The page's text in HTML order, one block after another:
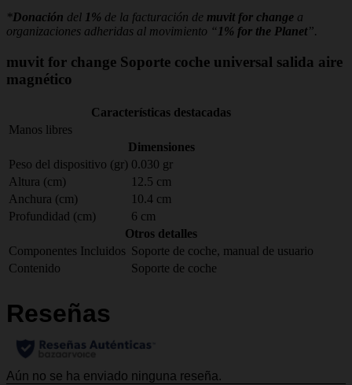
*Donación del 1% de la facturación de muvit for change a
organizaciones adheridas al movimiento “1% for the Planet”.
muvit for change Soporte coche universal salida aire
magnético
Características destacadas
Manos libres
Dimensiones
Peso del dispositivo (gr) 0.030 gr
Altura (cm)
12.5 cm
Anchura (cm)
10.4 cm
Profundidad (cm)
6 cm
Otros detalles
Componentes Incluidos Soporte de coche, manual de usuario
Contenido
Soporte de coche